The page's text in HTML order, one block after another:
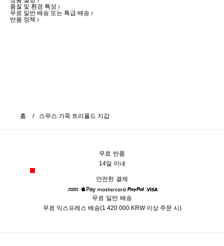
품질 및 환경 특성
무료 일반 배송 또는 특급 배송
반품 정책
홈 스무스 가죽 트리폴드 지갑
무료 반품
14일 이내
안전한 결제
American Express
Apple PayMastercard
무료 일반 배송
무료 익스프레스 배송(1 420 000 KRW 이상 주문 시)